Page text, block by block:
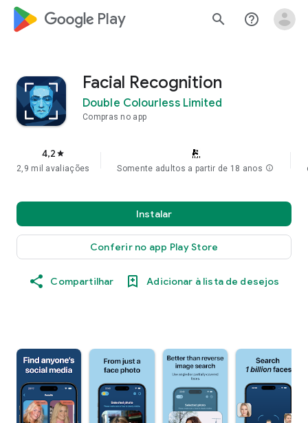
google_logo Play search help_outline
Facial Recognition
Double Colourless Limited
Compras no app
4,2 star
2,9 mil avaliações Somente adultos a partir de 18 anos info
Instalar
Conferir no app Play Store
Compartilhar Adicionar à lista de desejos